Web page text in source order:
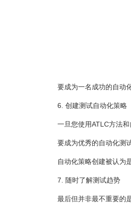
要成为一名成功的自动
6. 创建测试自动化策略
一旦您使用ATLC方法
要成为优秀的自动化测
自动化策略创建被认为
7. 随时了解测试趋势
最后但并非最不重要的